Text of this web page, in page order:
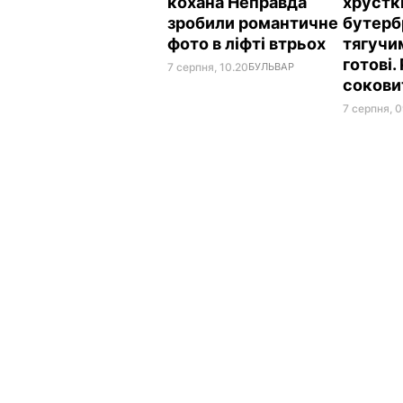
зробили романтичне
фото в ліфті втрьох
7 серпня, 10.20БУЛЬВАР
7 серпня,